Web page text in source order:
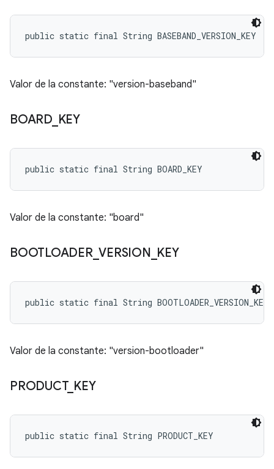
public static final String BASEBAND_VERSION_KEY
Valor de la constante: "version-baseband"
BOARD_ KEY
public static final String BOARD_KEY
Valor de la constante: "board"
BOOTLOADER_VERSION KEY
public static final String BOOTLOADER_VERSION_KEY
Valor de la constante: "version-bootloader"
PRODUCT_ KEY
public static final String PRODUCT_KEY